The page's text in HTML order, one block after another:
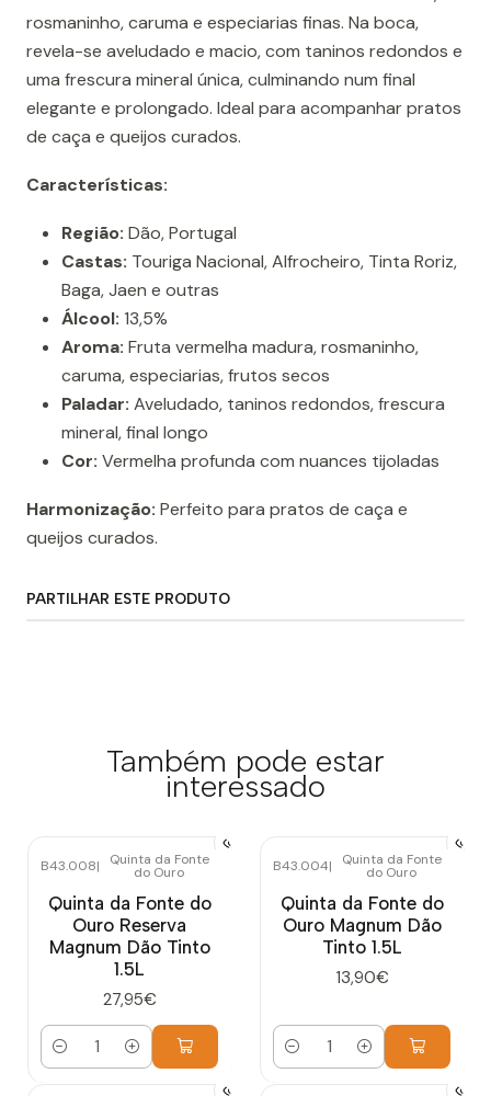
rosmaninho, caruma e especiarias finas. Na boca,
revela-se aveludado e macio, com taninos redondos e
uma frescura mineral única, culminando num final
elegante e prolongado. Ideal para acompanhar pratos
de caça e queijos curados.
Características:
Região: Dão, Portugal
Castas: Touriga Nacional, Alfrocheiro, Tinta Roriz,
Baga, Jaen e outras
Álcool: 13,5%
Aroma: Fruta vermelha madura, rosmaninho,
caruma, especiarias, frutos secos
Paladar: Aveludado, taninos redondos, frescura
mineral, final longo
Cor: Vermelha profunda com nuances tijoladas
Harmonização: Perfeito para pratos de caça e
queijos curados.
PARTILHAR ESTE PRODUTO
Também pode estar
interessado
B43.008| Quinta da Fonte
do Ouro
Quinta da Fonte do
Ouro Reserva
Magnum Dão Tinto
1.5L
27,95€
Quantidade
B43.004| Quinta da Fonte
do Ouro
Quinta da Fonte do
Ouro Magnum Dão
Tinto 1.5L
13,90€
Quantidade